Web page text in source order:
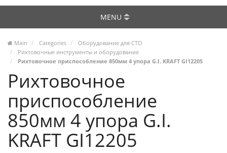
MENU
Main Categories
Оборудование для СТО
Рихтовочные инструменты и оборудование
Рихтовочное приспособление 850мм 4 упора G.I. KRAFT GI12205
Рихтовочное
приспособление
850мм 4 упора G.I.
KRAFT GI12205